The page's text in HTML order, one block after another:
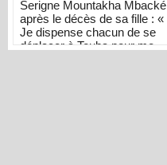
Serigne Mountakha Mbacké
après le décès de sa fille : «
Je dispense chacun de se
déplacer à Touba pour me